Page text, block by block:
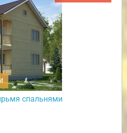
спальнями